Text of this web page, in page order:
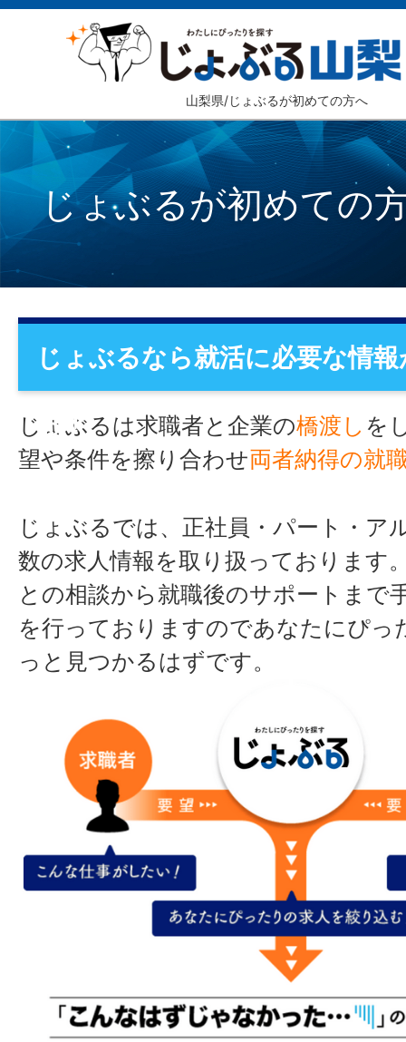
山梨県/じょぶるが初めての方へ
じょぶるが初めての
じょぶるなら就活に必要な情
る！
じょぶるは求職者と企業の橋渡し を
望や条件を擦り合わせ両者納得の就
じょぶるでは、正社員・パート・ア
数の求人情報を取り扱っております
との相談から就職後のサポートまで
を行っておりますのであなたにぴっ
っと見つかるはずです。